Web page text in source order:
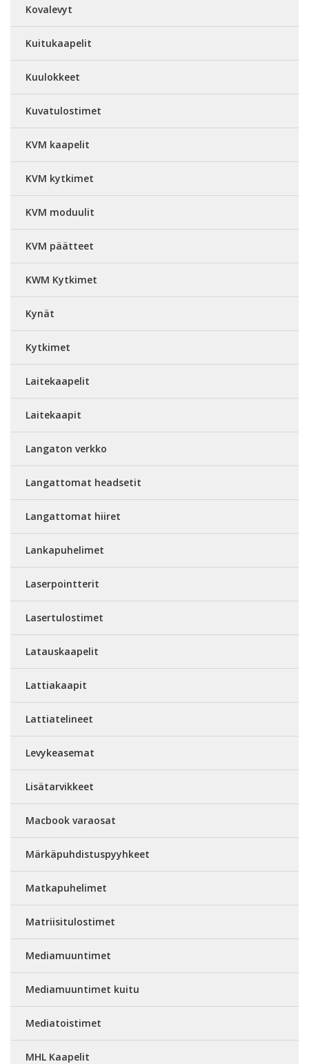
Kovalevyt
Kuitukaapelit
Kuulokkeet
Kuvatulostimet
KVM kaapelit
KVM kytkimet
KVM moduulit
KVM päätteet
KWM Kytkimet
Kynät
Kytkimet
Laitekaapelit
Laitekaapit
Langaton verkko
Langattomat headsetit
Langattomat hiiret
Lankapuhelimet
Laserpointterit
Lasertulostimet
Latauskaapelit
Lattiakaapit
Lattiatelineet
Levykeasemat
Lisätarvikkeet
Macbook varaosat
Märkäpuhdistuspyyhkeet
Matkapuhelimet
Matriisitulostimet
Mediamuuntimet
Mediamuuntimet kuitu
Mediatoistimet
MHL Kaapelit